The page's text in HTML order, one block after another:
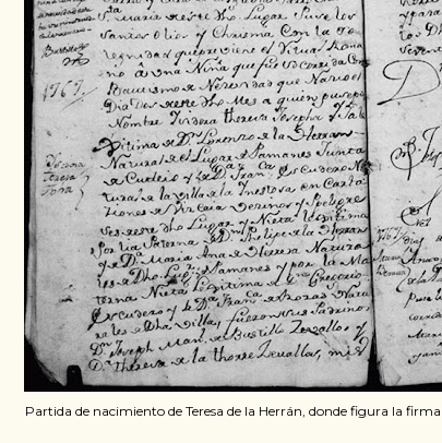
Partida de nacimiento de Teresa de la Herrán, donde figura la